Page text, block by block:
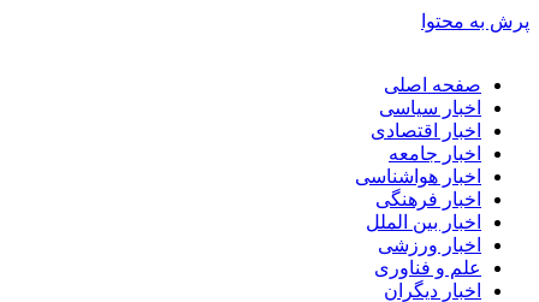
پرش به محتوا
صفحه اصلی
اخبار سیاسی
اخبار اقتصادی
اخبار جامعه
اخبار هواشناسی
اخبار فرهنگی
اخبار بین الملل
اخبار ورزشی
علم و فناوری
اخبار دیگران